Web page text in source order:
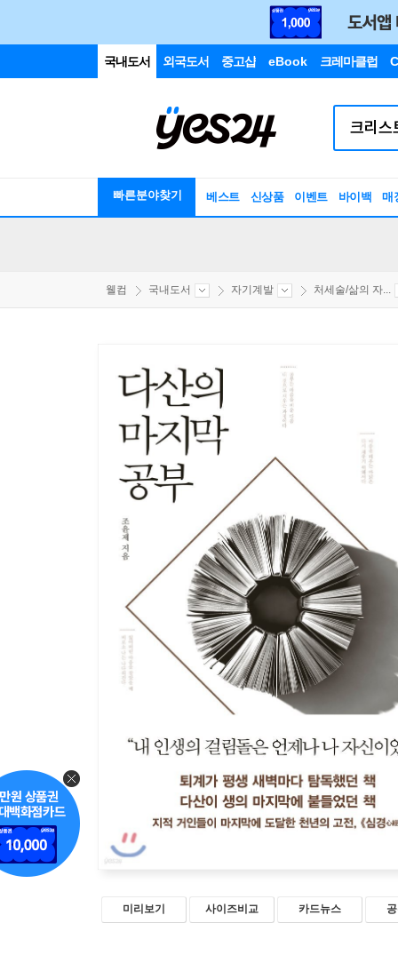
국내도서 외국도서 중고샵 eBook 크레마클럽
빠른분야찾기 베스트 신상품 이벤트 바이백 매
웰컴 국내도서 자기계발 처세술/삶의 자...
미리보기 사이즈비교 카드뉴스